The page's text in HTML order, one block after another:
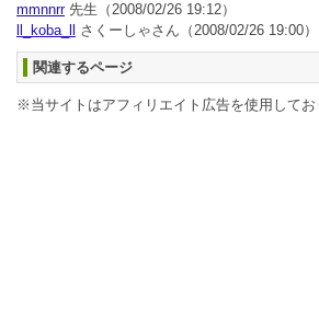
mmnnrr先生 （2008/02/26 19:12）
ll_koba_ll
さくーしゃさん （2008/02/26 19:00）
関連するページ
※当サイトはアフィリエイト広告を使用してお